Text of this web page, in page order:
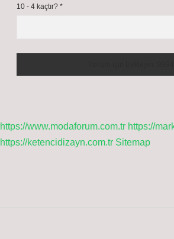
10 - 4 kaçtır? *
https://www.modaforum.com.tr https://
https://ketencidizayn.com.tr Sitemap